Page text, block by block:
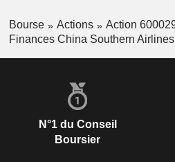
Bourse Actions Action
Finances China Southern
N°1 du Conseil
Boursier